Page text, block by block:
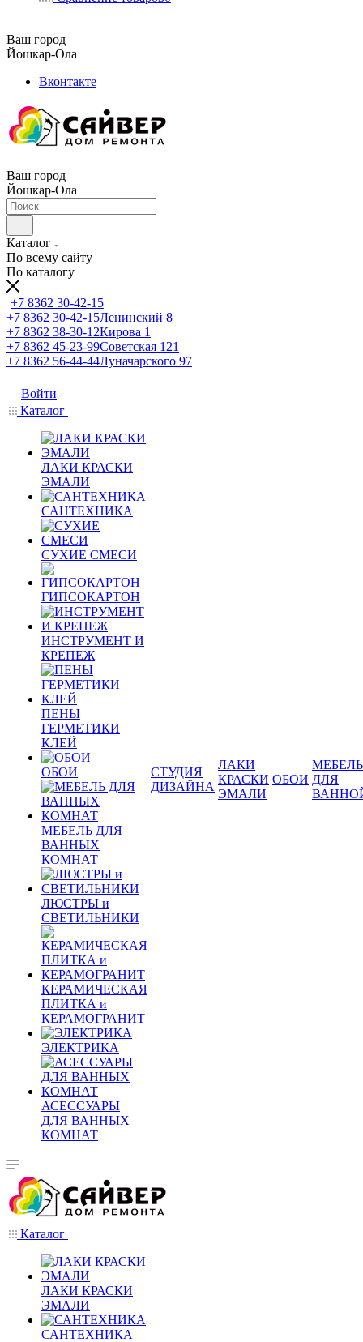
Ваш город
Йошкар-Ола
Вконтакте
Ваш город
Йошкар-Ола
Каталог
По всему сайту
По каталогу
+7 8362 30-42-15
+7 8362 30-42-15Ленинский 8
+7 8362 38-30-12Кирова 1
+7 8362 45-23-99Советская 121
+7 8362 56-44-44Луначарского 97
Войти
Каталог
ЛАКИ КРАСКИ
ЭМАЛИ
САНТЕХНИКА
СУХИЕ СМЕСИ
ГИПСОКАРТОН
ИНСТРУМЕНТ И
КРЕПЕЖ
ПЕНЫ
ГЕРМЕТИКИ
КЛЕЙ
ОБОИ
МЕБЕЛЬ ДЛЯ
ВАННЫХ
КОМНАТ
ЛЮСТРЫ и
СВЕТИЛЬНИКИ
КЕРАМИЧЕСКАЯ
ПЛИТКА и
КЕРАМОГРАНИТ
ЭЛЕКТРИКА
АСЕССУАРЫ
ДЛЯ ВАННЫХ
КОМНАТ
СТУДИЯ
ДИЗАЙНА
ЛАКИ
КРАСКИ
ЭМАЛИ
ОБОИ
МЕБЕЛЬ
ДЛЯ
Каталог
ЛАКИ КРАСКИ
ЭМАЛИ
САНТЕХНИКА